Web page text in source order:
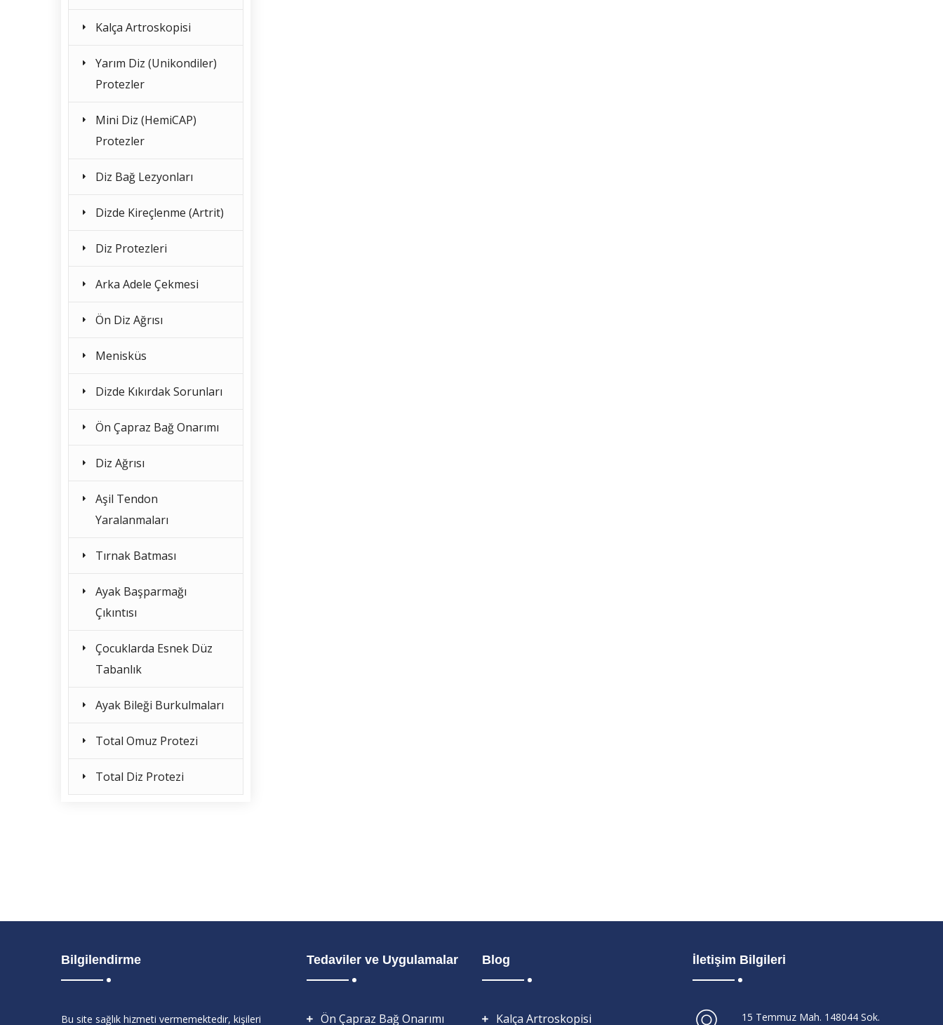
Kalça Artroskopisi
Yarım Diz (Unikondiler)
Protezler
Mini Diz (HemiCAP)
Protezler
Diz Bağ Lezyonları
Dizde Kireçlenme (Artrit)
Diz Protezleri
Arka Adele Çekmesi
Ön Diz Ağrısı
Menisküs
Dizde Kıkırdak Sorunları
Ön Çapraz Bağ Onarımı
Diz Ağrısı
Aşil Tendon
Yaralanmaları
Tırnak Batması
Ayak Başparmağı
Çıkıntısı
Çocuklarda Esnek Düz
Tabanlık
Ayak Bileği Burkulmaları
Total Omuz Protezi
Total Diz Protezi
Bilgilendirme
Bu site sağlık hizmeti vermemektedir, kişileri
Tedaviler ve Uygulamalar
Ön Çapraz Bağ Onarımı
Blog
Kalça Artroskopisi
İletişim Bilgileri
15 Temmuz Mah. 148044 Sok.